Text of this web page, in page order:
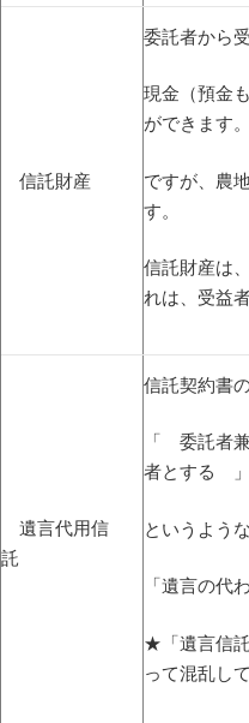
信託財産
委託者から
現金（預金
ができます。
ですが、農
す。
信託財産は
れは、受益
遺言代用信
託
信託契約書の
「 委託者
者とする 」
というよう
「遺言の代
★「遺言信
って混乱し